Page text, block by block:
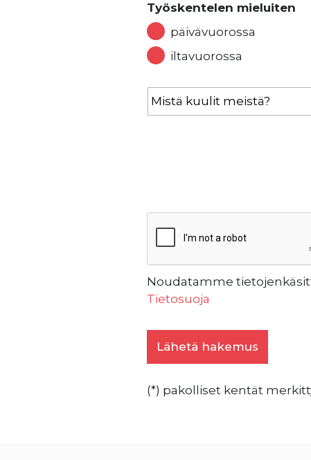
Työskentelen mieluiten
päivävuorossa
iltavuorossa
Noudatamme
Tietosuoja
(*) pakolliset kentät